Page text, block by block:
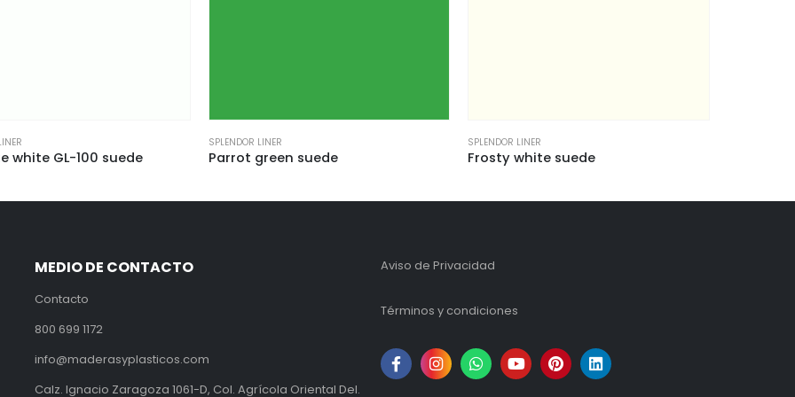
Parrot green suede Frosty white suede Orange Gloss
MEDIO DE CONTACTO
Contacto
800 699 1172
info@maderasyplasticos.com
Calz. Ignacio Zaragoza 1061-D, Col. Agrícola Oriental Del.
Aviso de Privacidad
Términos y condiciones